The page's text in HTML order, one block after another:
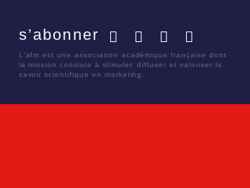
s’abonner
L'afm est une association académique française dont
la mission consiste à stimuler, diffuser et valoriser le
savoir scientifique en marketing.